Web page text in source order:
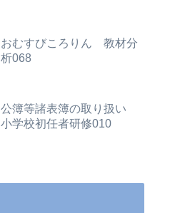
おむすびころりん 教材分
析068
公簿等諸表簿の取り扱い
小学校初任者研修010